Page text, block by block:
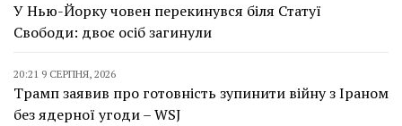
У Нью-Йорку човен перекинувся біля Статуї
Свободи: двоє осіб загинули
20:21 9 СЕРПНЯ, 2026
Трамп заявив про готовність зупинити війну з Іраном
без ядерної угоди – WSJ